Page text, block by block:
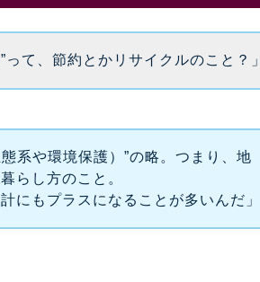
”って、節約とかリサイクルのこと？」
態系や環境保護）”の略。つまり、地
らし方のこと。
にもプラスになることが多いんだ」